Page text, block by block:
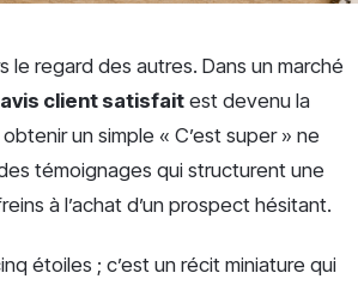
regard des autres. Dans un marché
client satisfaitest devenu la
un simple « C’est super » ne
témoignages qui structurent une
à l’achat d’un prospect hésitant.
étoiles ; c’est un récit miniature qui